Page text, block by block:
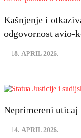
Kašnjenje i
odgovornost avio-
18. APRIL 2026.
Neprimereni uticaj
14. APRIL 2026.